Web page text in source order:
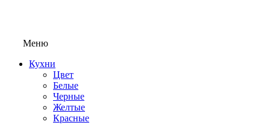
Меню
Кухни
Цвет
Белые
Черные
Желтые
Красные